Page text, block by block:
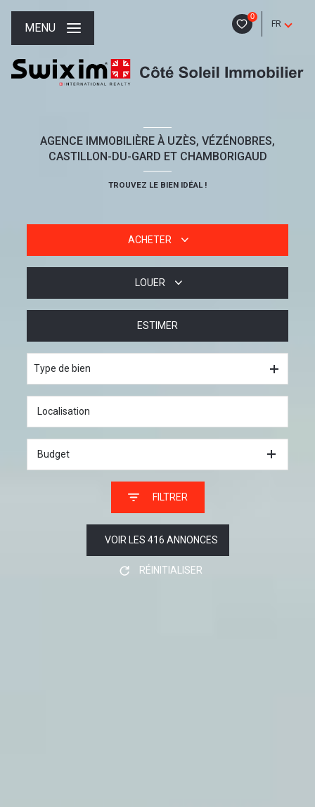
0
FR
MENU
AGENCE IMMOBILIÈRE À UZÈS, VÉZÉNOBRES,
CASTILLON-DU-GARD ET CHAMBORIGAUD
TROUVEZ LE BIEN IDÉAL !
ACHETER
De l'immo pro
LOUER
De l'immo pro
ESTIMER
Type de bien
Budget
FILTRER
VOIR LES 416 ANNONCES
RÉINITIALISER